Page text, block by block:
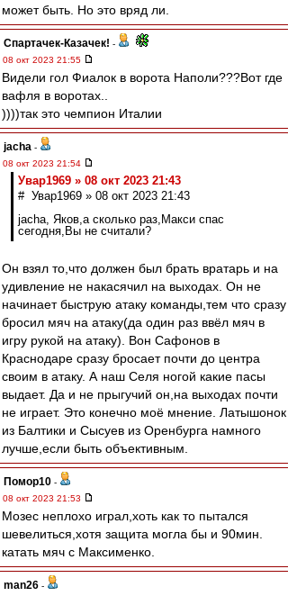
может быть. Но это вряд ли.
Спартачек-Казачек! -
08 окт 2023 21:55
Видели гол Фиалок в ворота Наполи???Вот где
вафля в воротах..
))))так это чемпион Италии
jacha -
08 окт 2023 21:54
Увар1969 » 08 окт 2023 21:43
# Увар1969 » 08 окт 2023 21:43
jacha, Яков,а сколько раз,Макси спас
сегодня,Вы не считали?
Он взял то,что должен был брать вратарь и на
удивление не накасячил на выходах. Он не
начинает быструю атаку команды,тем что сразу
бросил мяч на атаку(да один раз ввёл мяч в
игру рукой на атаку). Вон Сафонов в
Краснодаре сразу бросает почти до центра
своим в атаку. А наш Селя ногой какие пасы
выдает. Да и не прыгучий он,на выходах почти
не играет. Это конечно моё мнение. Латышонок
из Балтики и Сысуев из Оренбурга намного
лучше,если быть объективным.
Помор10 -
08 окт 2023 21:53
Мозес неплохо играл,хоть как то пытался
шевелиться,хотя защита могла бы и 90мин.
катать мяч с Максименко.
man26 -